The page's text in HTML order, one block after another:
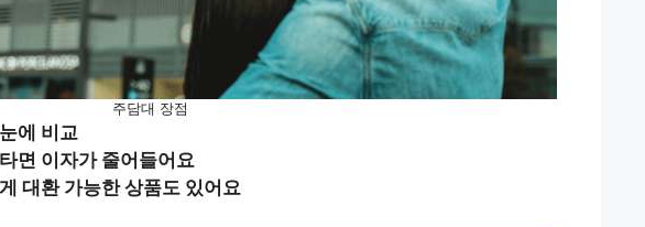
주담대 장점
에 비교
면 이자가 줄어들어요
대환 가능한 상품도 있어요